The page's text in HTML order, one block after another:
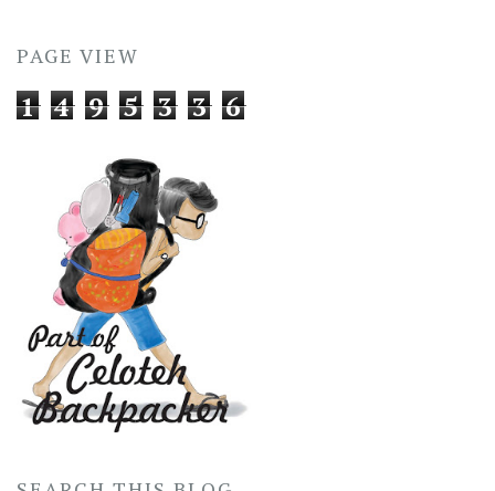
PAGE VIEW
1 4 9 5 3 3 6